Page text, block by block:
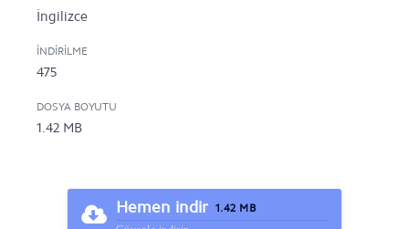
İngilizce
İNDIRILME
475
DOSYA BOYUTU
1.42 MB
Hemen indir 1.42 MB